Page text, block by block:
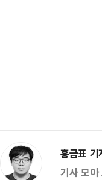
홍금표
기사 모아